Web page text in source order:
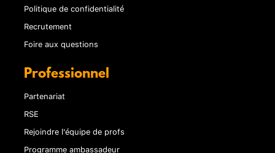
Politique de confidentialité
Recrutement
Foire aux questions
Professionnel
Partenariat
RSE
Rejoindre l'équipe de profs
Programme ambassadeur